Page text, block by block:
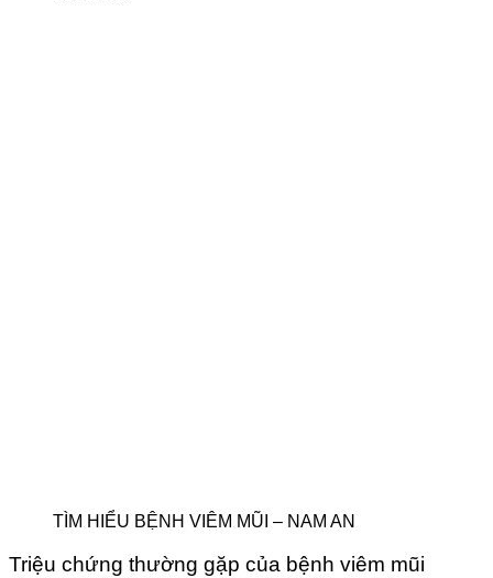
TÌM HIỂU BỆNH VIÊM MŨI – NAM AN
Triệu chứng thường gặp của bệnh viêm mũi